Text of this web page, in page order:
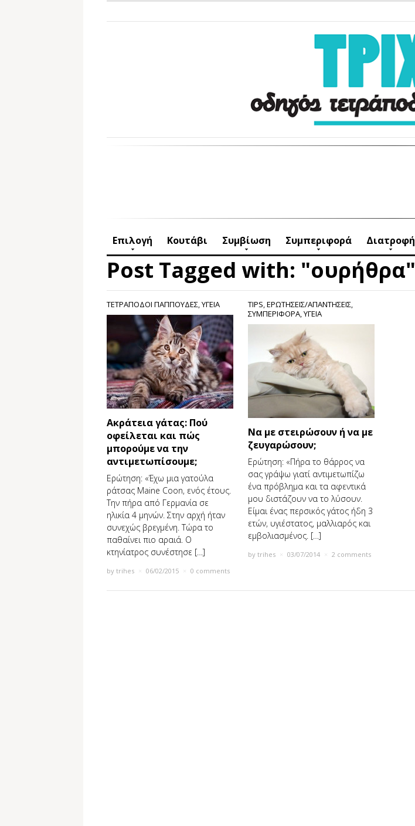
Επιλογή Κουτάβι Συμβίωση Συμπεριφορά Διατροφή
Post Tagged with: "ουρήθρα"
ΤΕΤΡΑΠΟΔΟΙ ΠΑΠΠΟΥΔΕΣ,ΥΓΕΙΑ
Ακράτεια γάτας: Πού
οφείλεται και πώς
μπορούμε να την
αντιμετωπίσουμε;
Ερώτηση: «Έχω μια γατούλα
ράτσας Μaine Coon, ενός έτους.
Την πήρα από Γερμανία σε
ηλικία 4 μηνών. Στην αρχή ήταν
συνεχώς βρεγμένη. Τώρα το
παθαίνει πιο αραιά. Ο
κτηνίατρος συνέστησε […]
by trihes 06/02/2015 0 comments
TIPS,ΕΡΩΤΗΣΕΙΣ/ΑΠΑΝΤΗΣΕΙΣ,
ΣΥΜΠΕΡΙΦΟΡΑ,ΥΓΕΙΑ
Να με στειρώσουν ή να με
ζευγαρώσουν;
Ερώτηση: «Πήρα το θάρρος να
σας γράψω γιατί αντιμετωπίζω
ένα πρόβλημα και τα αφεντικά
μου διστάζουν να το λύσουν.
Είμαι ένας περσικός γάτος ήδη 3
ετών, υγιέστατος, μαλλιαρός και
εμβολιασμένος. […]
by trihes 03/07/2014 2 comments